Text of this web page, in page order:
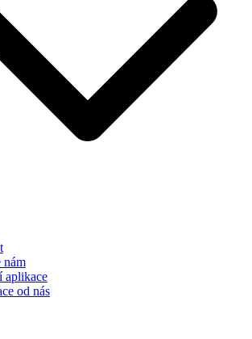
nám
aplikace
od nás